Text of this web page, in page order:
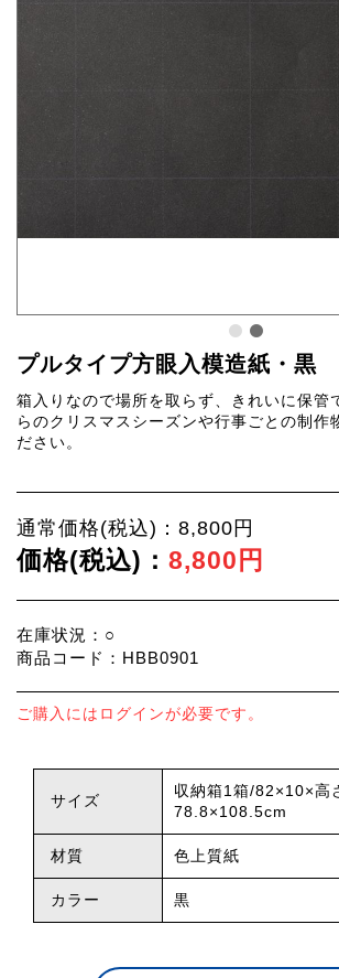
プルタイプ方眼入模造紙・黒
箱入りなので場所を取らず、きれいに保管
らのクリスマスシーズンや行事ごとの制作
ださい。
通常価格(税込)：8,800円
価格(税込)： 8,800円
在庫状況：○
商品コード：HBB0901
ご購入にはログインが必要です。
サイズ
収納箱1箱/82×10×
78.8×108.5cm
材質 色上質紙
カラー 黒